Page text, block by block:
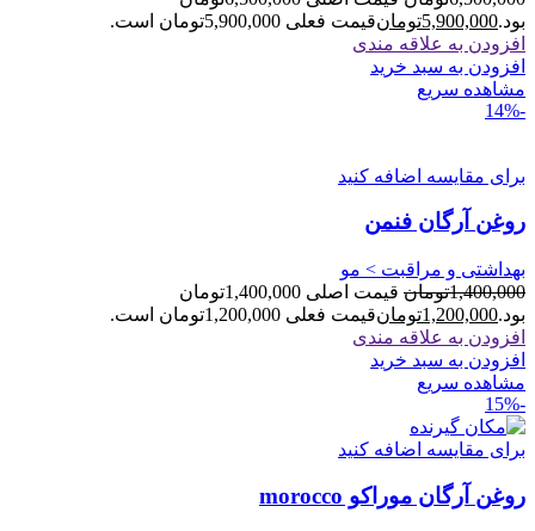
بود.5,900,000تومانقیمت فعلی 5,900,000تومان است.
افزودن به علاقه مندی
افزودن به سبد خرید
مشاهده سریع
-14%
برای مقایسه اضافه کنید
روغن آرگان فنمن
بهداشتی و مراقبت > مو
1,400,000تومان
قیمت اصلی 1,400,000تومان
بود.1,200,000تومانقیمت فعلی 1,200,000تومان است.
افزودن به علاقه مندی
افزودن به سبد خرید
مشاهده سریع
-15%
برای مقایسه اضافه کنید
روغن آرگان موراکو morocco